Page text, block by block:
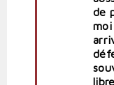
de